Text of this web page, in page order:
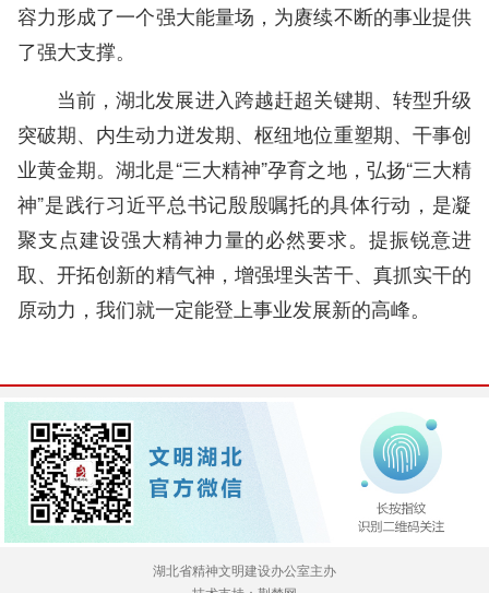
容力形成了一个强大能量场，为赓续不断的事业提供
了强大支撑。
当前，湖北发展进入跨越赶超关键期、转型升级
突破期、内生动力迸发期、枢纽地位重塑期、干事创
业黄金期。湖北是“三大精神”孕育之地，弘扬“三大精
神”是践行习近平总书记殷殷嘱托的具体行动，是凝
聚支点建设强大精神力量的必然要求。提振锐意进
取、开拓创新的精气神，增强埋头苦干、真抓实干的
原动力，我们就一定能登上事业发展新的高峰。
湖北省精神文明建设办公室主办